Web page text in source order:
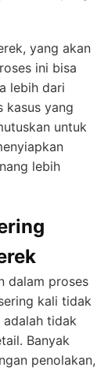
yang akan
ini bisa
lebih dari
kasus yang
untuk
lebih
dalam proses
kali tidak
adalah tidak
Banyak
penolakan,